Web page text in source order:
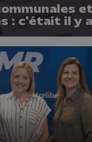
: c'était il y